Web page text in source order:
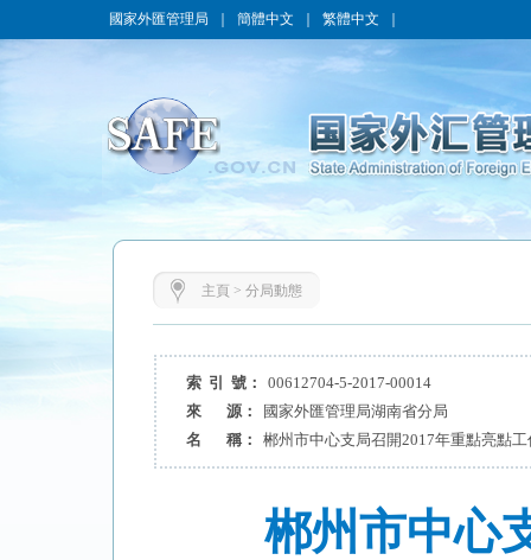
國家外匯管理局 簡體中文 繁體中文
主頁 > 分局動態
索 引 號：
00612704-5-2017-00014
來 源：
國家外匯管理局湖南省分局
名 稱：
郴州市中心支局召開2017年重點亮點
郴州市中心